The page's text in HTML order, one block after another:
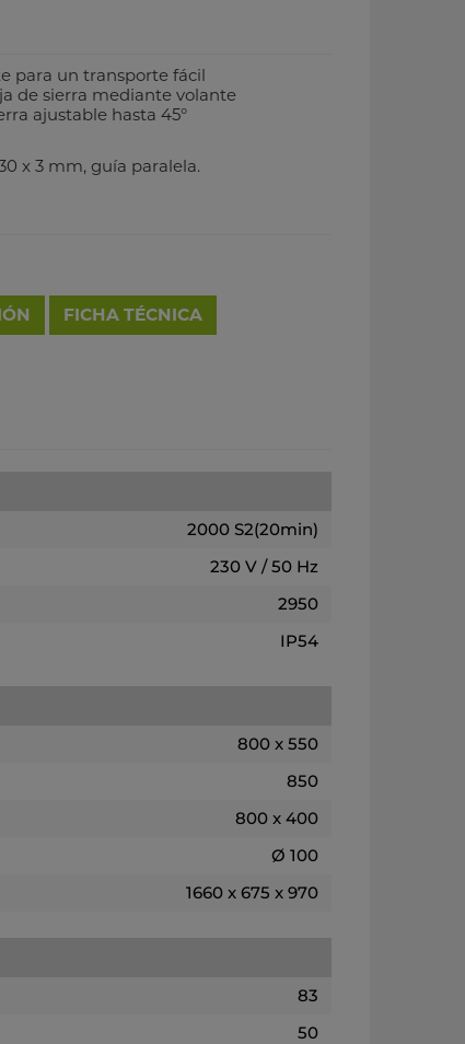
para un transporte fácil
de sierra mediante volante
ajustable hasta 45°
x 3 mm, guía paralela.
FICHA TÉCNICA
2000 S2(20min)
230 V / 50 Hz
2950
IP54
800 x 550
850
800 x 400
Ø 100
1660 x 675 x 970
83
50